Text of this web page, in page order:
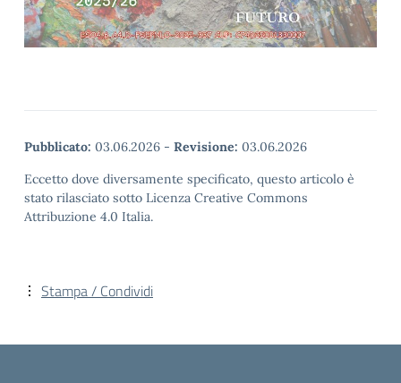
Pubblicato: 03.06.2026 - Revisione: 03.06.2026
Eccetto dove diversamente specificato, questo articolo è
stato rilasciato sotto Licenza Creative Commons
Attribuzione 4.0 Italia.
Stampa / Condividi